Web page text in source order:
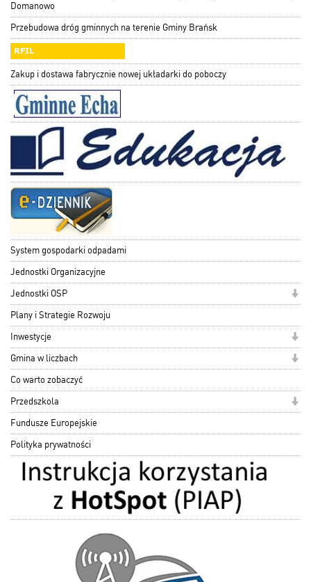
Domanowo
Przebudowa dróg gminnych na terenie Gminy Brańsk
Zakup i dostawa fabrycznie nowej układarki do poboczy
System gospodarki odpadami
Jednostki Organizacyjne
Jednostki OSP
Plany i Strategie Rozwoju
Inwestycje
Gmina w liczbach
Co warto zobaczyć
Przedszkola
Fundusze Europejskie
Polityka prywatności